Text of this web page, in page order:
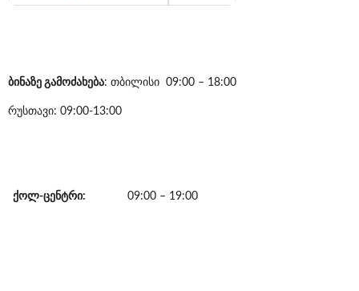
ბინაზე გამოძახება: თბილისი 09:00 – 18:00
რუსთავი: 09:00-13:00
ქოლ-ცენტრი: 09:00 – 19:00